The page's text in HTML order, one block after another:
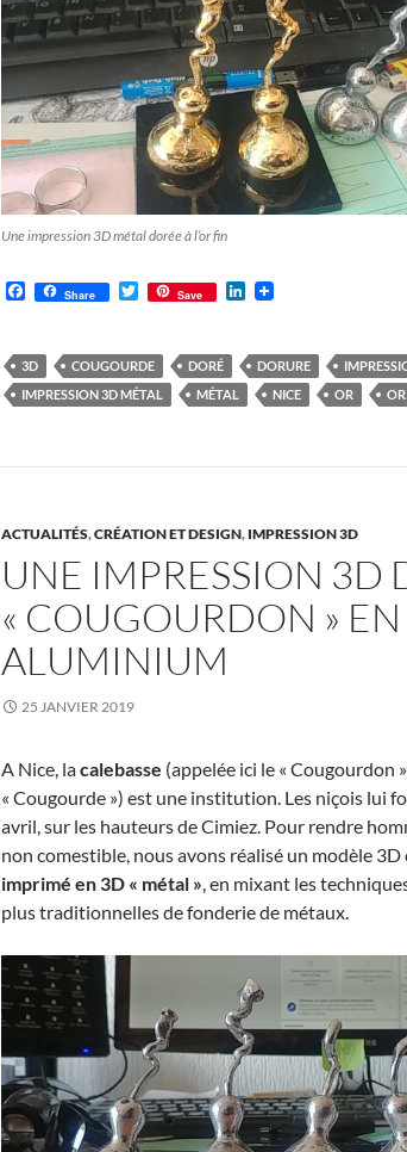
Une impression 3D métal dorée à l’or fin
F
b
o
o
Share
T
w
t
e
r
Save
e
d
I
3D COUGOURDE DORÉ DORURE
IMPRESSION 3D MÉTAL
MÉTAL NICE OR
ACTUALITÉS,CRÉATION ET DESIGN, IMPRESSION 3D
UNE IMPRESSION 3D
« COUGOURDON » EN
ALUMINIUM
25 JANVIER 2019
A Nice, lacalebasse (appelée ici le « Cougourdon
« Cougourde ») est une institution. Les niçois lui
avril, sur les hauteurs de Cimiez. Pour rendre
non comestible, nous avons réalisé un modèle 3D
imprimé en 3D « métal », en mixant les
plus traditionnelles de fonderie de métaux.